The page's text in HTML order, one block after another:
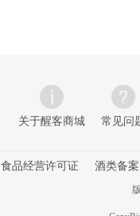
关于醒客商城 常见问
食品经营许可证 酒类备案